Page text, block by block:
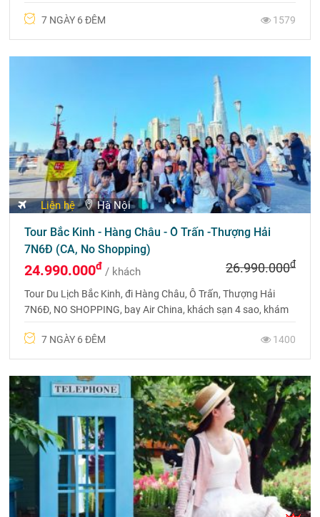
7 NGÀY 6 ĐÊM
1579
Liên hệ Hà Nội
Tour Bắc Kinh - Hàng Châu - Ô Trấn -Thượng Hải
7N6Đ (CA, No Shopping)
24.990.000đ / khách 26.990.000đ
Tour Du Lịch Bắc Kinh, đi Hàng Châu, Ô Trấn, Thượng Hải
7N6Đ, NO SHOPPING, bay Air China, khách sạn 4 sao, khám
7 NGÀY 6 ĐÊM
1400